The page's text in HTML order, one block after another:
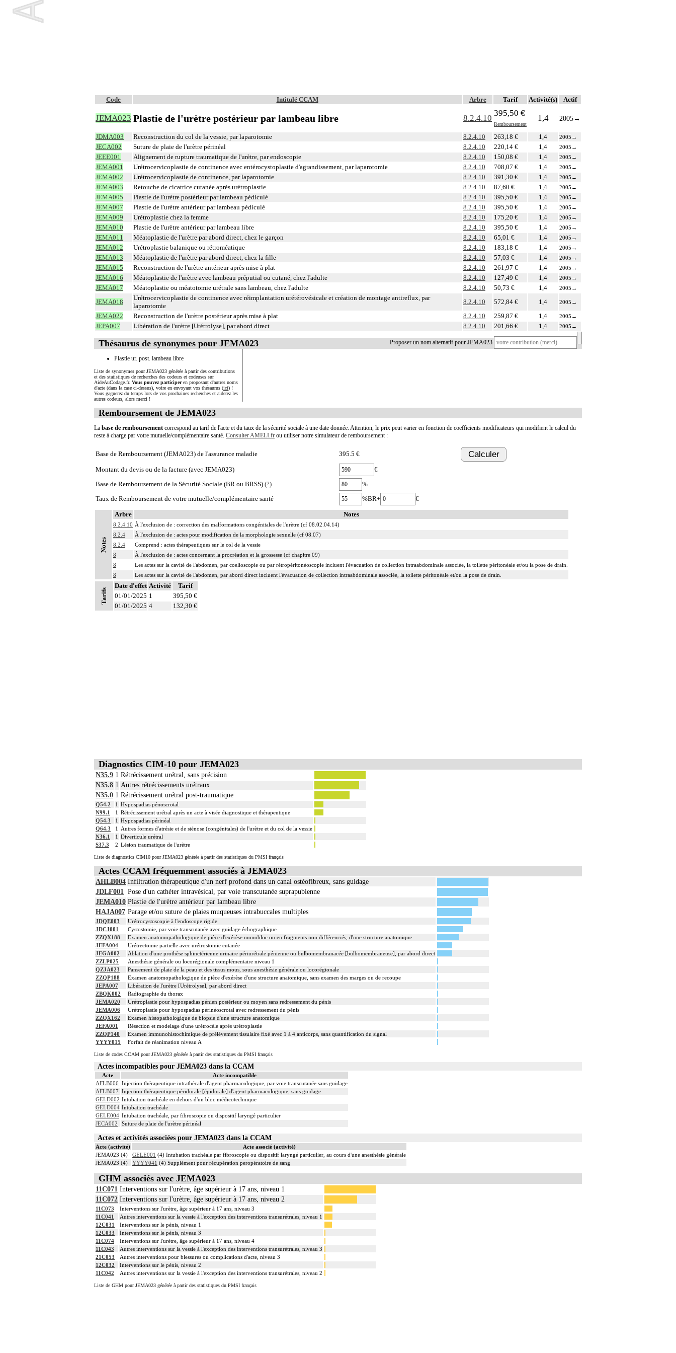
Code Intitulé CCAM Arbre Tarif Activité(s) Actif
JEMA023 Plastie de l'urètre postérieur par lambeau libre 8.2.4.10
395,50 €
Remboursement
1,4 2005→
JDMA003 Reconstruction du col de la vessie, par laparotomie 8.2.4.10 263,18 € 1,4 2005 →
JECA002 Suture de plaie de l'urètre périnéal 8.2.4.10 220,14 € 1,4 2005 →
JEEE001 Alignement de rupture traumatique de l'urètre, par endoscopie 8.2.4.10 150,08 € 1,4 2005 →
JEMA001 Urétrocervicoplastie de continence avec entérocystoplastie d'agrandissement, par laparotomie 8.2.4.10 708,07 € 1,4 2005 →
JEMA002 Urétrocervicoplastie de continence, par laparotomie 8.2.4.10 391,30 € 1,4 2005 →
JEMA003 Retouche de cicatrice cutanée après urétroplastie 8.2.4.10 87,60 € 1,4 2005 →
JEMA005 Plastie de l'urètre postérieur par lambeau pédiculé 8.2.4.10 395,50 € 1,4 2005 →
JEMA007 Plastie de l'urètre antérieur par lambeau pédiculé 8.2.4.10 395,50 € 1,4 2005 →
JEMA009 Urétroplastie chez la femme 8.2.4.10 175,20 € 1,4 2005 →
JEMA010 Plastie de l'urètre antérieur par lambeau libre 8.2.4.10 395,50 € 1,4 2005 →
JEMA011 Méatoplastie de l'urètre par abord direct, chez le garçon 8.2.4.10 65,01 € 1,4 2005 →
JEMA012 Urétroplastie balanique ou rétroméatique 8.2.4.10 183,18 € 1,4 2005 →
JEMA013 Méatoplastie de l'urètre par abord direct, chez la fille 8.2.4.10 57,03 € 1,4 2005 →
JEMA015 Reconstruction de l'urètre antérieur après mise à plat 8.2.4.10 261,97 € 1,4 2005 →
JEMA016 Méatoplastie de l'urètre avec lambeau préputial ou cutané, chez l'adulte 8.2.4.10 127,49 € 1,4 2005 →
JEMA017 Méatoplastie ou méatotomie urétrale sans lambeau, chez l'adulte 8.2.4.10 50,73 € 1,4 2005 →
JEMA018
Urétrocervicoplastie de continence avec réimplantation urétérovésicale et création de montage antireflux, par
laparotomie
8.2.4.10 572,84 € 1,4 2005 →
JEMA022 Reconstruction de l'urètre postérieur après mise à plat 8.2.4.10 259,87 € 1,4 2005 →
JEPA007 Libération de l'urètre [Urétrolyse], par abord direct 8.2.4.10 201,66 € 1,4 2005 →
Proposer un nom alternatif pour JEMA023
Thésaurus de synonymes pour JEMA023
Plastie ur. post. lambeau libre
Liste de synonymes pour JEMA023 générée à partir des contributions
et des statistiques de recherches des codeurs et codeuses sur
AideAuCodage.fr. Vous pouvez participeren proposant d'autres noms
d'acte (dans la case ci-dessus), voire en envoyant vos thésaurus (ici) !
Vous gagnerez du temps lors de vos prochaines recherches et aiderez les
autres codeurs, alors merci !
Remboursement de JEMA023
La base de remboursement correspond au tarif de l'acte et du taux de la sécurité sociale à une date donnée. Attention, le prix peut varier en fonction de coefficients modificateurs qui modifient le calcul du
reste à charge par votre mutuelle/complémentaire santé. Consulter AMELI.fr ou utiliser notre simulateur de remboursement :
Base de Remboursement (JEMA023) de l'assurance maladie 395.5 € Calculer
Montant du devis ou de la facture (avec JEMA023)
€
Base de Remboursement de la Sécurité Sociale (BR ou BRSS) (?)
%
Taux de Remboursement de votre mutuelle/complémentaire santé
%BR+ €
Notes
Arbre Notes
8.2.4.10 À l'exclusion de : correction des malformations congénitales de l'urètre (cf 08.02.04.14)
8.2.4
À l'exclusion de : actes pour modification de la morphologie sexuelle (cf 08.07)
8.2.4
Comprend : actes thérapeutiques sur le col de la vessie
8
À l'exclusion de : actes concernant la procréation et la grossesse (cf chapitre 09)
8
Les actes sur la cavité de l'abdomen, par coelioscopie ou par rétropéritonéoscopie incluent l'évacuation de collection intraabdominale associée, la toilette péritonéale et/ou la pose de drain.
8
Les actes sur la cavité de l'abdomen, par abord direct incluent l'évacuation de collection intraabdominale associée, la toilette péritonéale et/ou la pose de drain.
Tarifs
Date d'effet Activité
Tarif
01/01/2025 1
395,50 €
01/01/2025 4 132,30 €
Diagnostics CIM-10 pour JEMA023
N35.9 1 Rétrécissement urétral, sans précision
N35.8 1 Autres rétrécissements urétraux
N35.0 1 Rétrécissement urétral post-traumatique
Q54.2 1 Hypospadias pénoscrotal
N99.1
1 Rétrécissement urétral après un acte à visée diagnostique et thérapeutique
Q54.3
1 Hypospadias périnéal
Q64.3
1
Autres formes d'atrésie et de sténose (congénitales) de l'urètre et du col de la vessie
N36.1
1 Diverticule urétral
S37.3
2 Lésion traumatique de l'urètre
Liste de diagnostics CIM10 pour JEMA023 générée à partir des statistiques du PMSI français
Actes CCAM fréquemment associés à JEMA023
AHLB004 Infiltration thérapeutique d'un nerf profond dans un canal ostéofibreux, sans guidage
JDLF001 Pose d'un cathéter intravésical, par voie transcutanée suprapubienne
JEMA010 Plastie de l'urètre antérieur par lambeau libre
HAJA007 Parage et/ou suture de plaies muqueuses intrabuccales multiples
JDQE003
Urétrocystoscopie à l'endoscope rigide
JDCJ001
Cystostomie, par voie transcutanée avec guidage échographique
ZZQX188
Examen anatomopathologique de pièce d'exérèse monobloc ou en fragments non différenciés, d'une structure anatomique
JEFA004
Urétrectomie partielle avec urétrostomie cutanée
JEGA002
Ablation d'une prothèse sphinctérienne urinaire périurétrale pénienne ou bulbomembranacée [bulbomembraneuse], par abord direct
ZZLP025
Anesthésie générale ou locorégionale complémentaire niveau 1
QZJA023
Pansement de plaie de la peau et des tissus mous, sous anesthésie générale ou locorégionale
ZZQP188
Examen anatomopathologique de pièce d'exérèse d'une structure anatomique, sans examen des marges ou de recoupe
JEPA007
Libération de l'urètre [Urétrolyse], par abord direct
ZBQK002
Radiographie du thorax
JEMA020
Urétroplastie pour hypospadias pénien postérieur ou moyen sans redressement du pénis
JEMA006
Urétroplastie pour hypospadias périnéoscrotal avec redressement du pénis
ZZQX162
Examen histopathologique de biopsie d'une structure anatomique
JEFA001
Résection et modelage d'une urétrocèle après urétroplastie
ZZQP140
Examen immunohistochimique de prélèvement tissulaire fixé avec 1 à 4 anticorps, sans quantification du signal
YYYY015
Forfait de réanimation niveau A
Liste de codes CCAM pour JEMA023 générée à partir des statistiques du PMSI français
Actes incompatibles pour JEMA023 dans la CCAM
Acte
Acte incompatible
AFLB006 Injection thérapeutique intrathécale d'agent pharmacologique, par voie transcutanée sans guidage
AFLB007 Injection thérapeutique péridurale [épidurale] d'agent pharmacologique, sans guidage
GELD002 Intubation trachéale en dehors d'un bloc médicotechnique
GELD004 Intubation trachéale
GELE004 Intubation trachéale, par fibroscopie ou dispositif laryngé particulier
JECA002
Suture de plaie de l'urètre périnéal
Actes et activités associées pour JEMA023 dans la CCAM
Acte (activité)
Acte associé (activité)
JEMA023 (4)
GELE001 (4) Intubation trachéale par fibroscopie ou dispositif laryngé particulier, au cours d'une anesthésie générale
JEMA023 (4)
YYYY041 (4) Supplément pour récupération peropératoire de sang
GHM associés avec JEMA023
11C071 Interventions sur l'urètre, âge supérieur à 17 ans, niveau 1
11C072 Interventions sur l'urètre, âge supérieur à 17 ans, niveau 2
11C073
Interventions sur l'urètre, âge supérieur à 17 ans, niveau 3
11C041
Autres interventions sur la vessie à l'exception des interventions transurétrales, niveau 1
12C031
Interventions sur le pénis, niveau 1
12C033
Interventions sur le pénis, niveau 3
11C074
Interventions sur l'urètre, âge supérieur à 17 ans, niveau 4
11C043
Autres interventions sur la vessie à l'exception des interventions transurétrales, niveau 3
21C053
Autres interventions pour blessures ou complications d'acte, niveau 3
12C032
Interventions sur le pénis, niveau 2
11C042
Autres interventions sur la vessie à l'exception des interventions transurétrales, niveau 2
Liste de GHM pour JEMA023 générée à partir des statistiques du PMSI français